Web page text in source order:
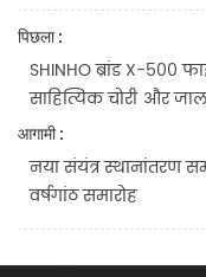
पिछला :
SHINHO ब्रांड X-500
साहित्यिक चोरी और
आगामी :
नया संयंत्र स्थानांतरण
वर्षगांठ समारोह